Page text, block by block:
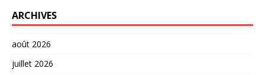
ARCHIVES
août 2026
juillet 2026